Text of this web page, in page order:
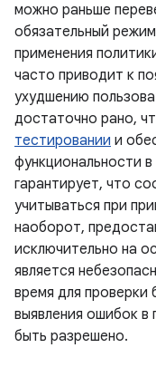
можно раньше
обязательный
применения
часто приводит к
ухудшению
достаточно рано,
тестировании и
функциональности
гарантирует, что
учитываться при
наоборот,
исключительно на
является
время для проверки
выявления ошибок
быть разрешено.